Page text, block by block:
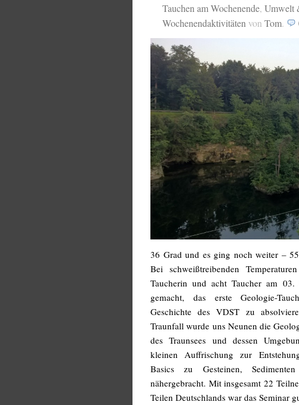
Tauchen am Wochenende, Umwelt
Wochenendaktivitäten von Tom.
36 Grad und es ging noch weiter –
Bei schweißtreibenden
Taucherin und acht Taucher am
gemacht, das erste Geologie-
Geschichte des VDST zu
Traunfall wurde uns Neunen die
des Traunsees und dessen
kleinen Auffrischung zur
Basics zu Gesteinen,
nähergebracht. Mit insgesamt 22
Teilen Deutschlands war das Seminar